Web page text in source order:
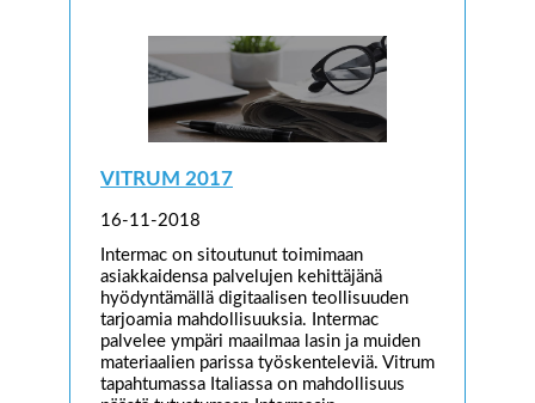
VITRUM 2017
16-11-2018
Intermac on sitoutunut toimimaan
asiakkaidensa palvelujen kehittäjänä
hyödyntämällä digitaalisen teollisuuden
tarjoamia mahdollisuuksia. Intermac
palvelee ympäri maailmaa lasin ja muiden
materiaalien parissa työskenteleviä. Vitrum
tapahtumassa Italiassa on mahdollisuus